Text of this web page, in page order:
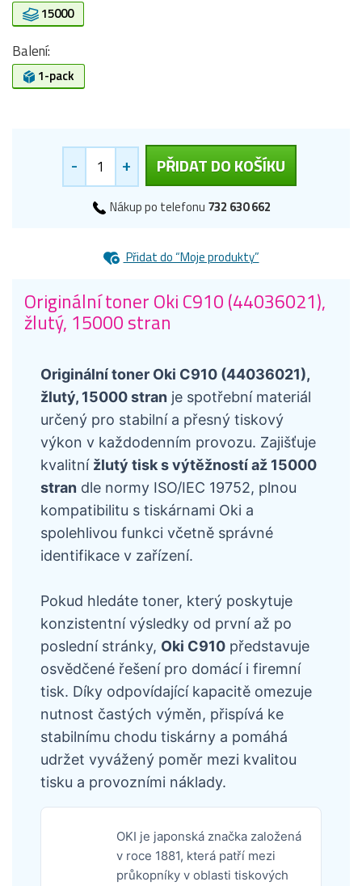
15000
Balení:
1-pack
- + PŘIDAT DO KOŠÍKU
Nákup po telefonu 732 630 662
Přidat do “Moje produkty”
Originální toner Oki C910 (44036021),
žlutý, 15000 stran
Originální toner Oki C910 (44036021),
žlutý, 15000 stran je spotřební materiál
určený pro stabilní a přesný tiskový
výkon v každodenním provozu. Zajišťuje
kvalitní žlutý tisk s výtěžností až 15000
stran dle normy ISO/IEC 19752, plnou
kompatibilitu s tiskárnami Oki a
spolehlivou funkci včetně správné
identifikace v zařízení.
Pokud hledáte toner, který poskytuje
konzistentní výsledky od první až po
poslední stránky, Oki C910 představuje
osvědčené řešení pro domácí i firemní
tisk. Díky odpovídající kapacitě omezuje
nutnost častých výměn, přispívá ke
stabilnímu chodu tiskárny a pomáhá
udržet vyvážený poměr mezi kvalitou
tisku a provozními náklady.
OKI je japonská značka založená
v roce 1881, která patří mezi
průkopníky v oblasti tiskových